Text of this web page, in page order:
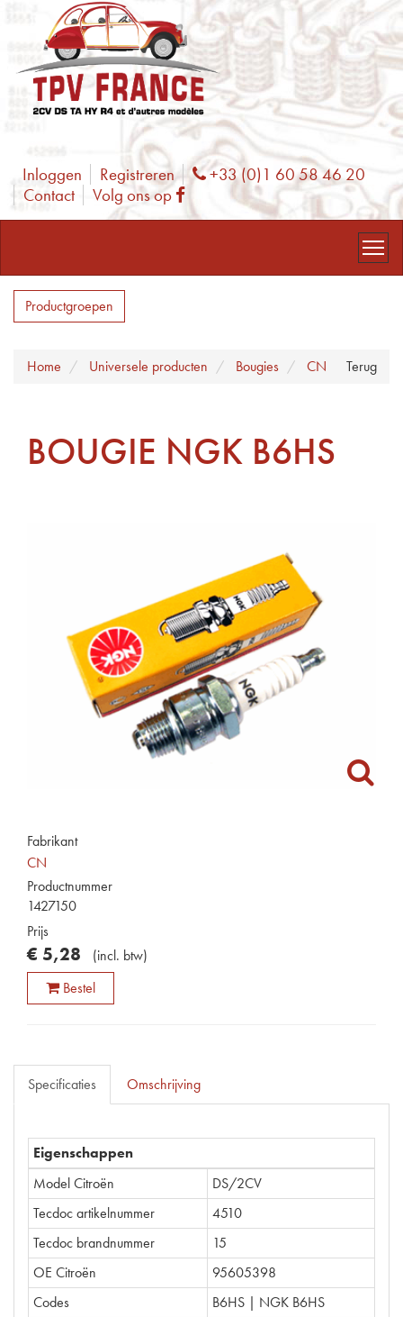
Inloggen Registreren Phone
+33 (0)1 60 58 46 20
Contact
Volg ons op Facebook
Productgroepen
Terug
Home Universele producten Bougies CN
BOUGIE NGK B6HS
Fabrikant
CN
Productnummer
1427150
Prijs
€ 5,28 (incl. btw)
Bestel
Specificaties Omschrijving
Eigenschappen
Model Citroën
DS/2CV
Tecdoc artikelnummer
4510
Tecdoc brandnummer
15
OE Citroën
95605398
Codes
B6HS | NGK B6HS